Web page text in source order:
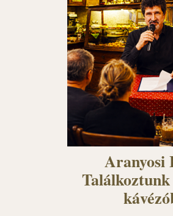
Aranyosi